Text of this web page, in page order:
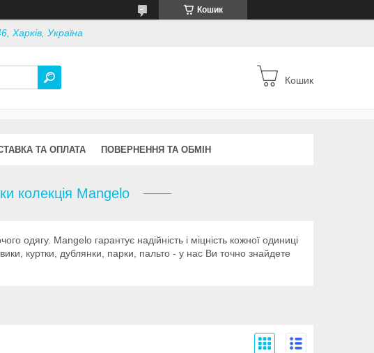
Кошик
Харків, Україна
Кошик
ТА ОПЛАТА ПОВЕРНЕННЯ ТА ОБМІН
колекція Mangelo
одягу. Mangelo гарантує надійність і міцність кожної одиниці
куртки, дублянки, парки, пальто - у нас Ви точно знайдете